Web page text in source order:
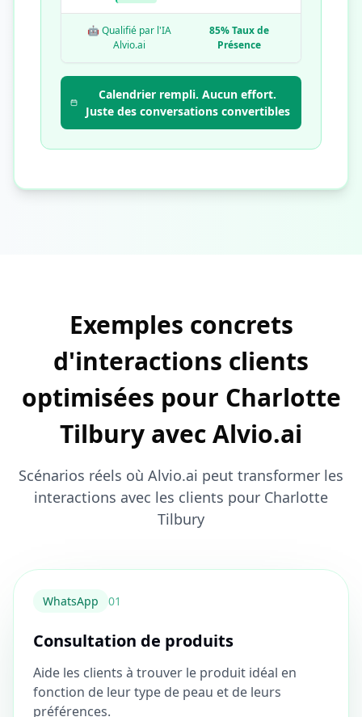
🤖 Qualifié par l'IA
Alvio.ai
85% Taux de
Présence
Calendrier rempli. Aucun effort.
Juste des conversations convertibles
Exemples concrets
d'interactions clients
optimisées pour Charlotte
Tilbury avec Alvio.ai
Scénarios réels où Alvio.ai peut transformer les
interactions avec les clients pour Charlotte
Tilbury
WhatsApp 01
Consultation de produits
Aide les clients à trouver le produit idéal en
fonction de leur type de peau et de leurs
préférences.